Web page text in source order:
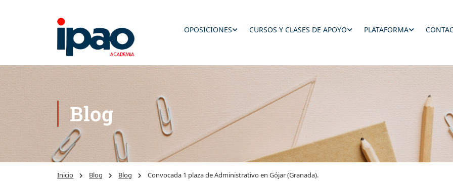
OPOSICIONES CURSOS Y CLASES DE APOYO PLATAFORMA
Blog
Inicio Blog Blog Convocada 1 plaza de Administrativo en Gójar (Granada).